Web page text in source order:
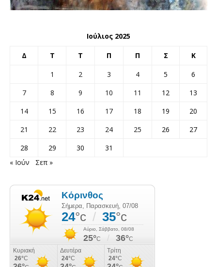
Ιούλιος 2025
Δ Τ Τ Π Π Σ Κ
1 2 3 4 5
6
7
8 9 10 11 12
13
14
15 16 17 18 19
20
21
22 23 24 25 26
27
28
29 30
31
« Ιούν
Σεπ »